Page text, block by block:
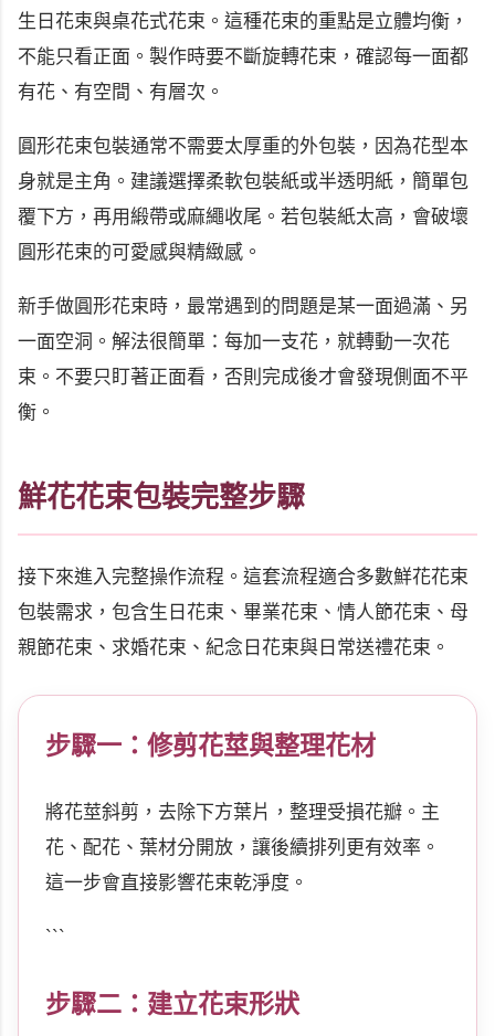
生日花束與桌花式花束。這種花束的重點是立體均衡，
不能只看正面。製作時要不斷旋轉花束，確認每一面都
有花、有空間、有層次。
圓形花束包裝通常不需要太厚重的外包裝，因為花型本
身就是主角。建議選擇柔軟包裝紙或半透明紙，簡單包
覆下方，再用緞帶或麻繩收尾。若包裝紙太高，會破壞
圓形花束的可愛感與精緻感。
新手做圓形花束時，最常遇到的問題是某一面過滿、另
一面空洞。解法很簡單：每加一支花，就轉動一次花
束。不要只盯著正面看，否則完成後才會發現側面不平
衡。
鮮花花束包裝完整步驟
接下來進入完整操作流程。這套流程適合多數鮮花花束
包裝需求，包含生日花束、畢業花束、情人節花束、母
親節花束、求婚花束、紀念日花束與日常送禮花束。
步驟一：修剪花莖與整理花材
將花莖斜剪，去除下方葉片，整理受損花瓣。主
花、配花、葉材分開放，讓後續排列更有效率。
這一步會直接影響花束乾淨度。
```
步驟二：建立花束形狀